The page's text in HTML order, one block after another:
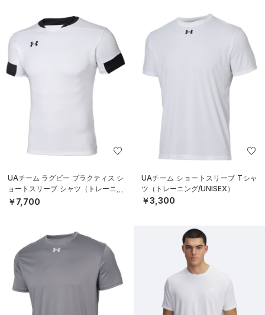
UAチーム ラグビー プラクティス シ
ョートスリーブ シャツ（トレーニン
グ/MEN）
￥7,700
UAチーム ショートスリーブ Tシャ
ツ（トレーニング/UNISEX）
￥3,300